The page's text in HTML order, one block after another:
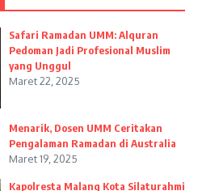
Safari Ramadan UMM: Alquran
Pedoman Jadi Profesional Muslim
yang Unggul
Maret 22, 2025
Menarik, Dosen UMM Ceritakan
Pengalaman Ramadan di Australia
Maret 19, 2025
Kapolresta Malang Kota Silaturahmi